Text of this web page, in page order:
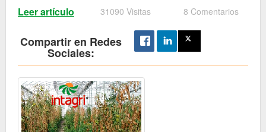
Leer artículo 31090 Visitas 8 Comentarios
Compartir en Redes
Sociales: